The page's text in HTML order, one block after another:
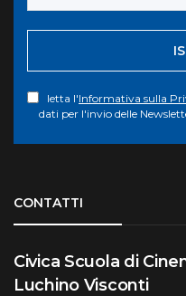
letta l'Informativa sulla
dati per l'invio delle
CONTATTI
Civica Scuola di
Luchino Visconti